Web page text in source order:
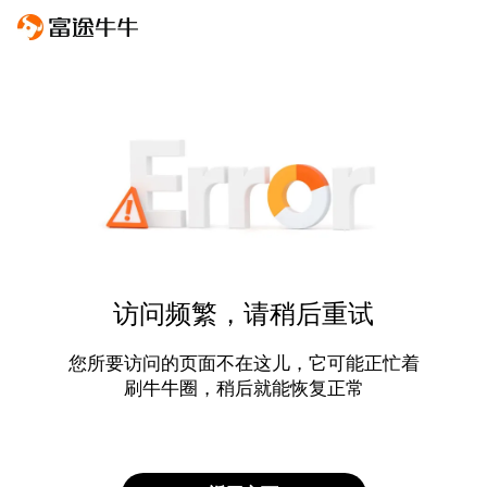
访问频繁，请稍后重试
您所要访问的页面不在这儿，它可能正忙着
刷牛牛圈，稍后就能恢复正常